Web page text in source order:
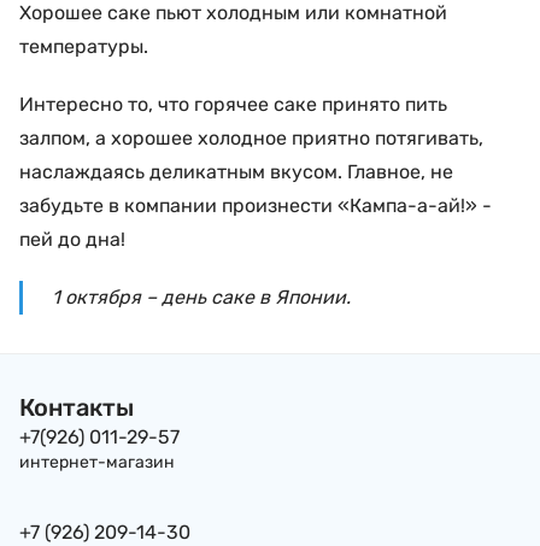
Хорошее саке пьют холодным или комнатной
температуры.
Интересно то, что горячее саке принято пить
залпом, а хорошее холодное приятно потягивать,
наслаждаясь деликатным вкусом. Главное, не
забудьте в компании произнести «Кампа-а-ай!» -
пей до дна!
1 октября – день саке в Японии.
Контакты
+7(926) 011-29-57
интернет-магазин
+7 (926) 209-14-30